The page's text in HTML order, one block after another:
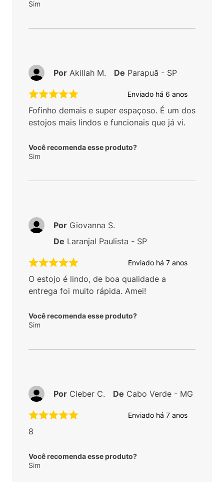
Sim
Enviado há 6 anos
Fofinho demais e super espaçoso. É um dos
estojos mais lindos e funcionais que já vi.
Você recomenda esse produto?
Sim
Por Akillah M. De Parapuã - SP
Enviado há 7 anos
O estojo é lindo, de boa qualidade a
entrega foi muito rápida. Amei!
Você recomenda esse produto?
Sim
Por Giovanna S.
De Laranjal Paulista - SP
Enviado há 7 anos
8
Você recomenda esse produto?
Sim
Por Cleber C. De Cabo Verde - MG